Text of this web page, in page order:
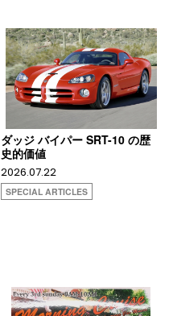
ダッジ バイパー SRT-10 の歴
史的価値
2026.07.22
SPECIAL ARTICLES